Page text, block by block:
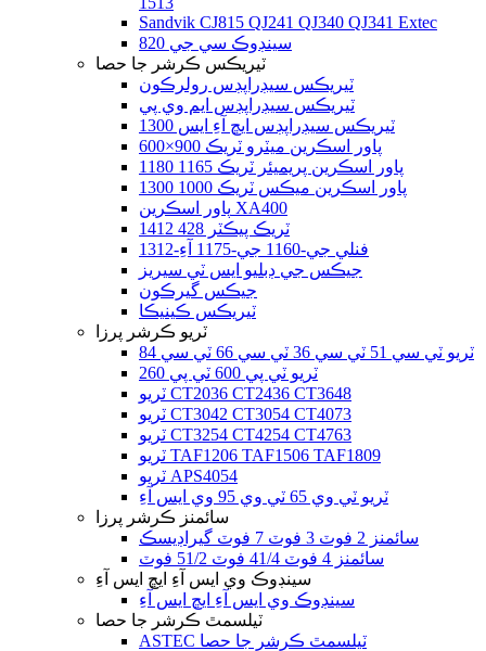
Sandvik CJ815 QJ241 QJ340 QJ341 Extec
سينڊوڪ سي جي 820
ٽيريڪس ڪرشر جا حصا
ٽيريڪس سيڊراپڊس رولرڪون
ٽيريڪس سيڊراپڊس ايم وي پي
ٽيريڪس سيڊراپڊس ايڇ آءِ ايس 1300
پاور اسڪرين ميٽرو ٽريڪ 900×600
پاور اسڪرين پريميئر ٽريڪ 1165 1180
پاور اسڪرين ميڪس ٽريڪ 1000 1300
پاور اسڪرين XA400
ٽريڪ پيڪٽر 428 1412
فنلي جي-1160 جي-1175 آءِ-1312
جيڪس جي ڊبليو ايس ٽي سيريز
جيڪس گيرڪون
ٽيريڪس ڪينيڪا
ٽريو ڪرشر پرزا
ٽريو ٽي سي 51 ٽي سي 36 ٽي سي 66 ٽي سي 84
ٽريو ٽي پي 600 ٽي پي 260
ٽريو CT2036 CT2436 CT3648
ٽريو CT3042 CT3054 CT4073
ٽريو CT3254 CT4254 CT4763
ٽريو TAF1206 TAF1506 TAF1809
ٽريو APS4054
ٽريو ٽي وي 65 ٽي وي 95 وي ايس آءِ
سائمنز ڪرشر پرزا
سائمنز 2 فوٽ 3 فوٽ 7 فوٽ گيراڊيسڪ
سائمنز 4 فوٽ 41/4 فوٽ 51/2 فوٽ
سينڊوڪ وي ايس آءِ ايڇ ايس آءِ
سينڊوڪ وي ايس آءِ ايڇ ايس آءِ
ٽيلسمٿ ڪرشر جا حصا
ASTEC ٽيلسمٿ ڪرشر جا حصا